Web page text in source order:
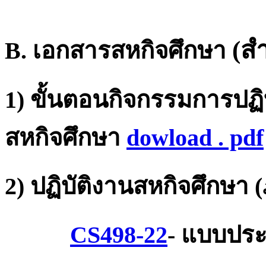
B. เอกสารสหกิจศึกษา (ส
1) ขั้นตอนกิจกรรมการป
สหกิจศึกษา dowload . pdf
2) ปฏิบัติงานสหกิจศึกษา
CS498-22- แบบปร